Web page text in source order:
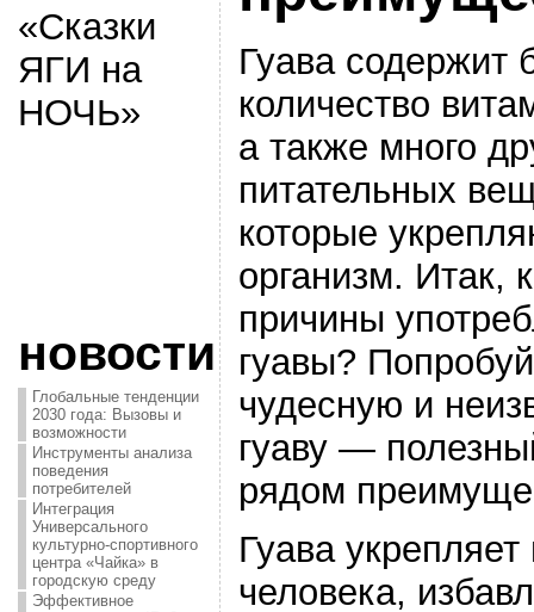
«Сказки
ЯГИ на
НОЧЬ»
новости
Глобальные тенденции
2030 года: Вызовы и
возможности
Инструменты анализа
поведения
потребителей
Интеграция
Универсального
культурно-спортивного
центра «Чайка» в
городскую среду
Эффективное
Гуава содержит
количество
а также много
питательных
которые
организм. Итак,
причины
гуавы?
чудесную и
гуаву —
рядом
Гуава
человека,